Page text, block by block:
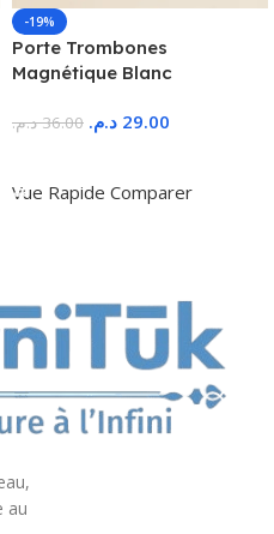
-19%
Porte Trombones
Magnétique Blanc
36.00 د.م. 29.00 د.م.
Vue Rapide Comparer
au